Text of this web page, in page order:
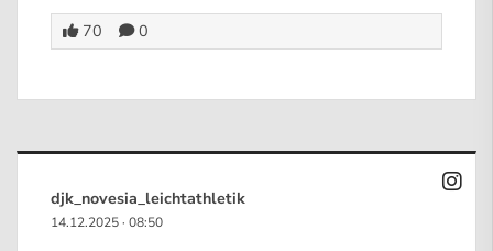
70 0
djk_novesia_leichtathletik
14.12.2025· 08:50